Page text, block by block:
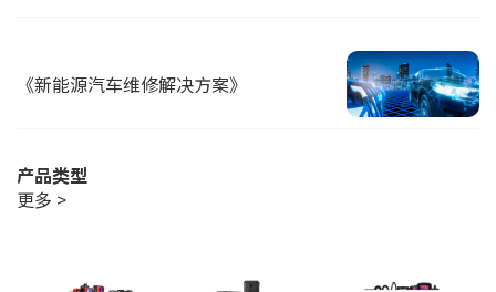
《新能源汽车维修解决方案》
产品类型
更多 >